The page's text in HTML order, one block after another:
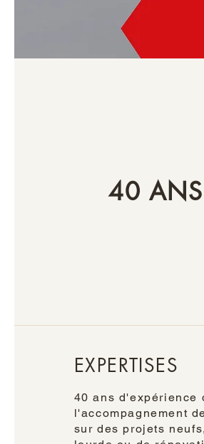
40 ANS
40 ans d'expérience
l'accompagnement
sur des projets
EXPERTISES